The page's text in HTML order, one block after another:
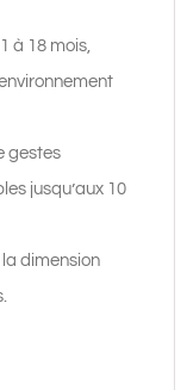
à 18 mois,
gestes
jusqu’aux 10
la dimension